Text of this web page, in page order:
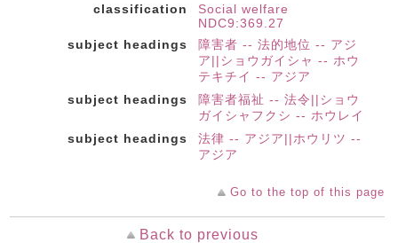
classification
Social welfare
NDC9:369.27
subject headings
障害者 -- 法的地位 -- アジ
ア||ショウガイシャ -- ホウ
テキチイ -- アジア
subject headings
障害者福祉 -- 法令||ショウ
ガイシャフクシ -- ホウレイ
subject headings
法律 -- アジア||ホウリツ --
アジア
Go to the top of this page
Back to previous